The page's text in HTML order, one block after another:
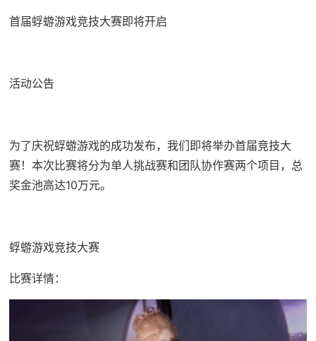
首届蜉蝣游戏竞技大赛即将开启
活动公告
为了庆祝蜉蝣游戏的成功发布，我们即将举办首届竞技大
赛！本次比赛将分为单人挑战赛和团队协作赛两个项目，总
奖金池高达10万元。
蜉蝣游戏竞技大赛
比赛详情：